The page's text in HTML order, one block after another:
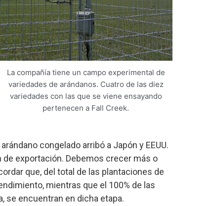
La compañía tiene un campo experimental de
variedades de arándanos. Cuatro de las diez
variedades con las que se viene ensayando
pertenecen a Fall Creek.
congelado arribó a Japón y EEUU.
exportación. Debemos crecer más o
que, del total de las plantaciones de
mientras que el 100% de las
se encuentran en dicha etapa.